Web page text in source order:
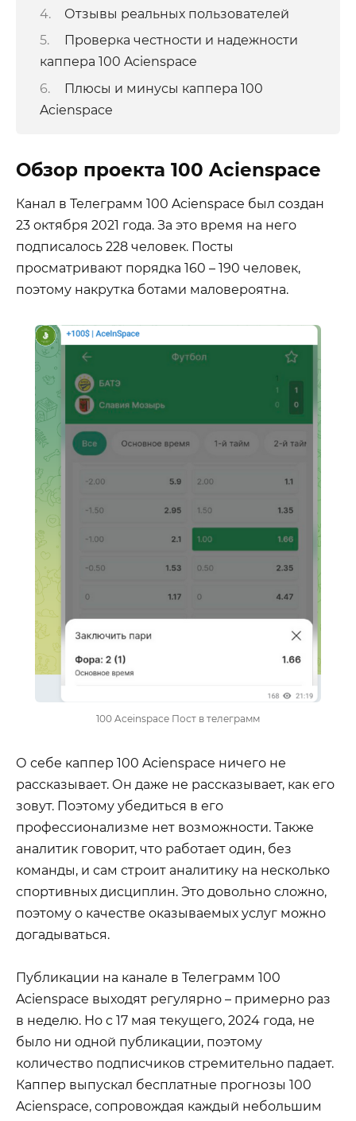
Отзывы реальных пользователей
Проверка честности и надежности
каппера 100 Acienspace
Плюсы и минусы каппера 100
Acienspace
Обзор проекта 100 Acienspace
Канал в Телеграмм 100 Acienspace был создан
23 октября 2021 года. За это время на него
подписалось 228 человек. Посты
просматривают порядка 160 – 190 человек,
поэтому накрутка ботами маловероятна.
100 Aceinspace Пост в телеграмм
О себе каппер 100 Acienspace ничего не
рассказывает. Он даже не рассказывает, как его
зовут. Поэтому убедиться в его
профессионализме нет возможности. Также
аналитик говорит, что работает один, без
команды, и сам строит аналитику на несколько
спортивных дисциплин. Это довольно сложно,
поэтому о качестве оказываемых услуг можно
догадываться.
Публикации на канале в Телеграмм 100
Acienspace выходят регулярно – примерно раз
в неделю. Но с 17 мая текущего, 2024 года, не
было ни одной публикации, поэтому
количество подписчиков стремительно падает.
Каппер выпускал бесплатные прогнозы 100
Acienspace, сопровождая каждый небольшим